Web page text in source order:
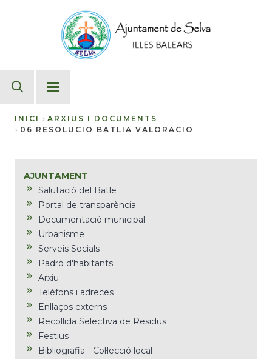
d'Ariadna
INICI
ARXIUS I DOCUMENTS
06 RESOLUCIO BATLIA VALORACIO
AJUNTAMENT
Salutació del Batle
Portal de transparència
Documentació municipal
Urbanisme
Serveis Socials
Padró d'habitants
Arxiu
Telèfons i adreces
Enllaços externs
Recollida Selectiva de Residus
Festius
Bibliografia - Col·lecció local